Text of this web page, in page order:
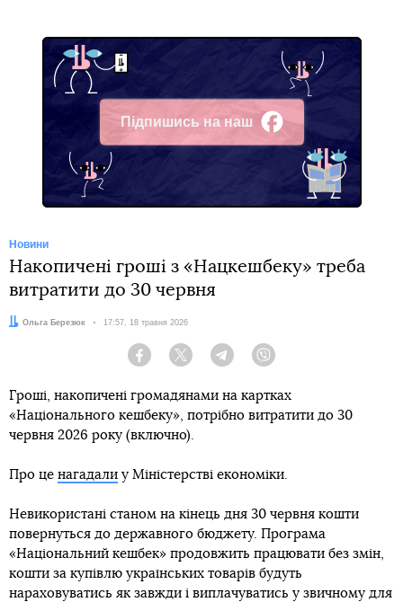
Підпишись на наш
Facebook
Новини
Накопичені гроші з «Нацкешбеку» треба
витратити до 30 червня
Автор:
Ольга Березюк Дата:
17:57, 18 травня 2026
Facebook Twitter Telegram
Гроші, накопичені громадянами на картках
«Національного кешбеку», потрібно витратити до 30
червня 2026 року (включно).
Про це нагадали у Міністерстві економіки.
Невикористані станом на кінець дня 30 червня кошти
повернуться до державного бюджету. Програма
«Національний кешбек» продовжить працювати без змін,
кошти за купівлю українських товарів будуть
нараховуватись як завжди і виплачуватись у звичному для